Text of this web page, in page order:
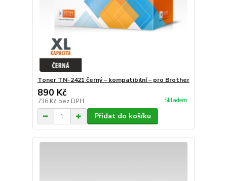
Toner TN-2421 černý – kompatibilní – pro Brother
890 Kč
736 Kč bez DPH Skladem
Přidat do košíku